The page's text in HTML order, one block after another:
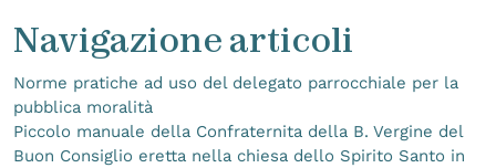
Navigazione articoli
Norme pratiche ad uso del delegato parrocchiale per la
pubblica moralità
Piccolo manuale della Confraternita della B. Vergine del
Buon Consiglio eretta nella chiesa dello Spirito Santo in